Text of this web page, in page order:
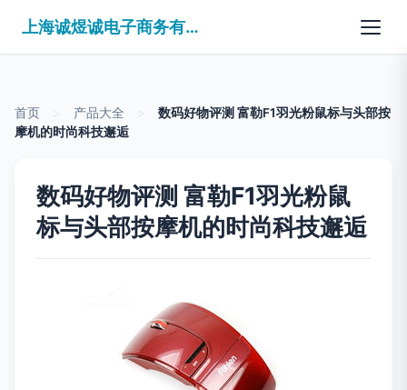
上海诚煜诚电子商务有限公司
首页 产品大全
数码好物评测 富勒F1羽光粉鼠标与头部按
摩机的时尚科技邂逅
数码好物评测 富勒F1羽光粉鼠
标与头部按摩机的时尚科技邂逅